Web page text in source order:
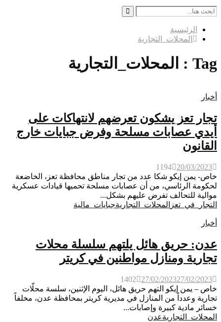
Search
for:
Search
الرئيسية
المحلات_التجارية
Tag : المحلات_التجارية
أخبار
تجار تعز يشكون تعرضهم لانتهاكات على
أيدي عصابات مسلحة وفرض جبايات خارج
القانون
20/03/2023
1194
خاص- يمن إيكو شكا عدد من تجار مناطق محافظة تعز، الخاضعة
لحكومة الرئاسي، من أن عصابات مسلحة تحميها قيادات عسكرية
موالية للتحالف تفرض عليهم بشكل...
التجار_في_تعز المحلات_التجاريةجبايات_مالية
أخبار
عدن: حريق هائل يلتهم سلسلة محلات
تجارية ومنازل مواطنين في كريتر
27/02/202327/02/2023
1402
خاص – يمن إيكو التهم حريق هائل، اليوم الإثنين، سلسة محلّات
تجارية وعدداً من المنازل في مديرية كريتر بمحافظة عدن، مخلفاً
خسائر مادية كبيرة وإصابات...
المحلات_التجاريةعدن